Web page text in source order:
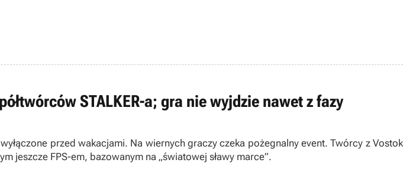
STALKER-a; gra nie wyjdzie nawet z fazy
przed wakacjami. Na wiernych graczy czeka pożegnalny event. Twórcy z Vostok
jeszcze FPS-em, bazowanym na „światowej sławy marce”.